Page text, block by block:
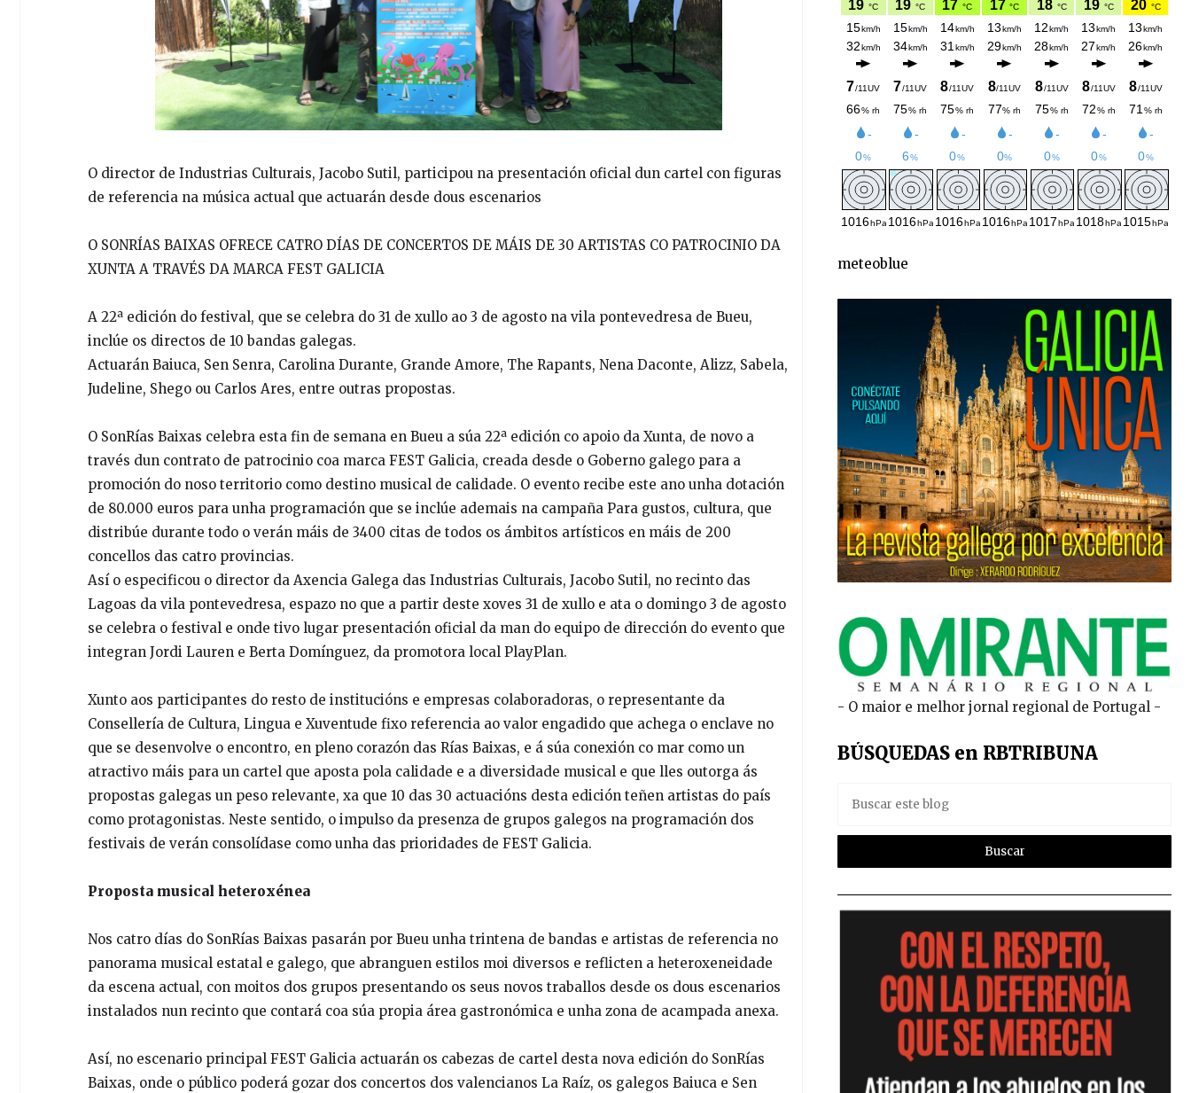
O director de Industrias Culturais, Jacobo Sutil, participou na presentación oficial dun cartel con figuras
de referencia na música actual que actuarán desde dous escenarios
O SONRÍAS BAIXAS OFRECE CATRO DÍAS DE CONCERTOS DE MÁIS DE 30 ARTISTAS CO PATROCINIO DA
XUNTA A TRAVÉS DA MARCA FEST GALICIA
A 22ª edición do festival, que se celebra do 31 de xullo ao 3 de agosto na vila pontevedresa de Bueu,
inclúe os directos de 10 bandas galegas.
Actuarán Baiuca, Sen Senra, Carolina Durante, Grande Amore, The Rapants, Nena Daconte, Alizz, Sabela,
Judeline, Shego ou Carlos Ares, entre outras propostas.
O SonRías Baixas celebra esta fin de semana en Bueu a súa 22ª edición co apoio da Xunta, de novo a
través dun contrato de patrocinio coa marca FEST Galicia, creada desde o Goberno galego para a
promoción do noso territorio como destino musical de calidade. O evento recibe este ano unha dotación
de 80.000 euros para unha programación que se inclúe ademais na campaña Para gustos, cultura, que
distribúe durante todo o verán máis de 3400 citas de todos os ámbitos artísticos en máis de 200
concellos das catro provincias.
Así o especificou o director da Axencia Galega das Industrias Culturais, Jacobo Sutil, no recinto das
Lagoas da vila pontevedresa, espazo no que a partir deste xoves 31 de xullo e ata o domingo 3 de agosto
se celebra o festival e onde tivo lugar presentación oficial da man do equipo de dirección do evento que
integran Jordi Lauren e Berta Domínguez, da promotora local PlayPlan.
Xunto aos participantes do resto de institucións e empresas colaboradoras, o representante da
Consellería de Cultura, Lingua e Xuventude fixo referencia ao valor engadido que achega o enclave no
que se desenvolve o encontro, en pleno corazón das Rías Baixas, e á súa conexión co mar como un
atractivo máis para un cartel que aposta pola calidade e a diversidade musical e que lles outorga ás
propostas galegas un peso relevante, xa que 10 das 30 actuacións desta edición teñen artistas do país
como protagonistas. Neste sentido, o impulso da presenza de grupos galegos na programación dos
festivais de verán consolídase como unha das prioridades de FEST Galicia.
Proposta musical heteroxénea
Nos catro días do SonRías Baixas pasarán por Bueu unha trintena de bandas e artistas de referencia no
panorama musical estatal e galego, que abranguen estilos moi diversos e reflicten a heteroxeneidade
da escena actual, con moitos dos grupos presentando os seus novos traballos desde os dous escenarios
instalados nun recinto que contará coa súa propia área gastronómica e unha zona de acampada anexa.
Así, no escenario principal FEST Galicia actuarán os cabezas de cartel desta nova edición do SonRías
Baixas, onde o público poderá gozar dos concertos dos valencianos La Raíz, os galegos Baiuca e Sen
meteoblue
- O maior e melhor jornal regional de Portugal -
BÚSQUEDAS en RBTRIBUNA